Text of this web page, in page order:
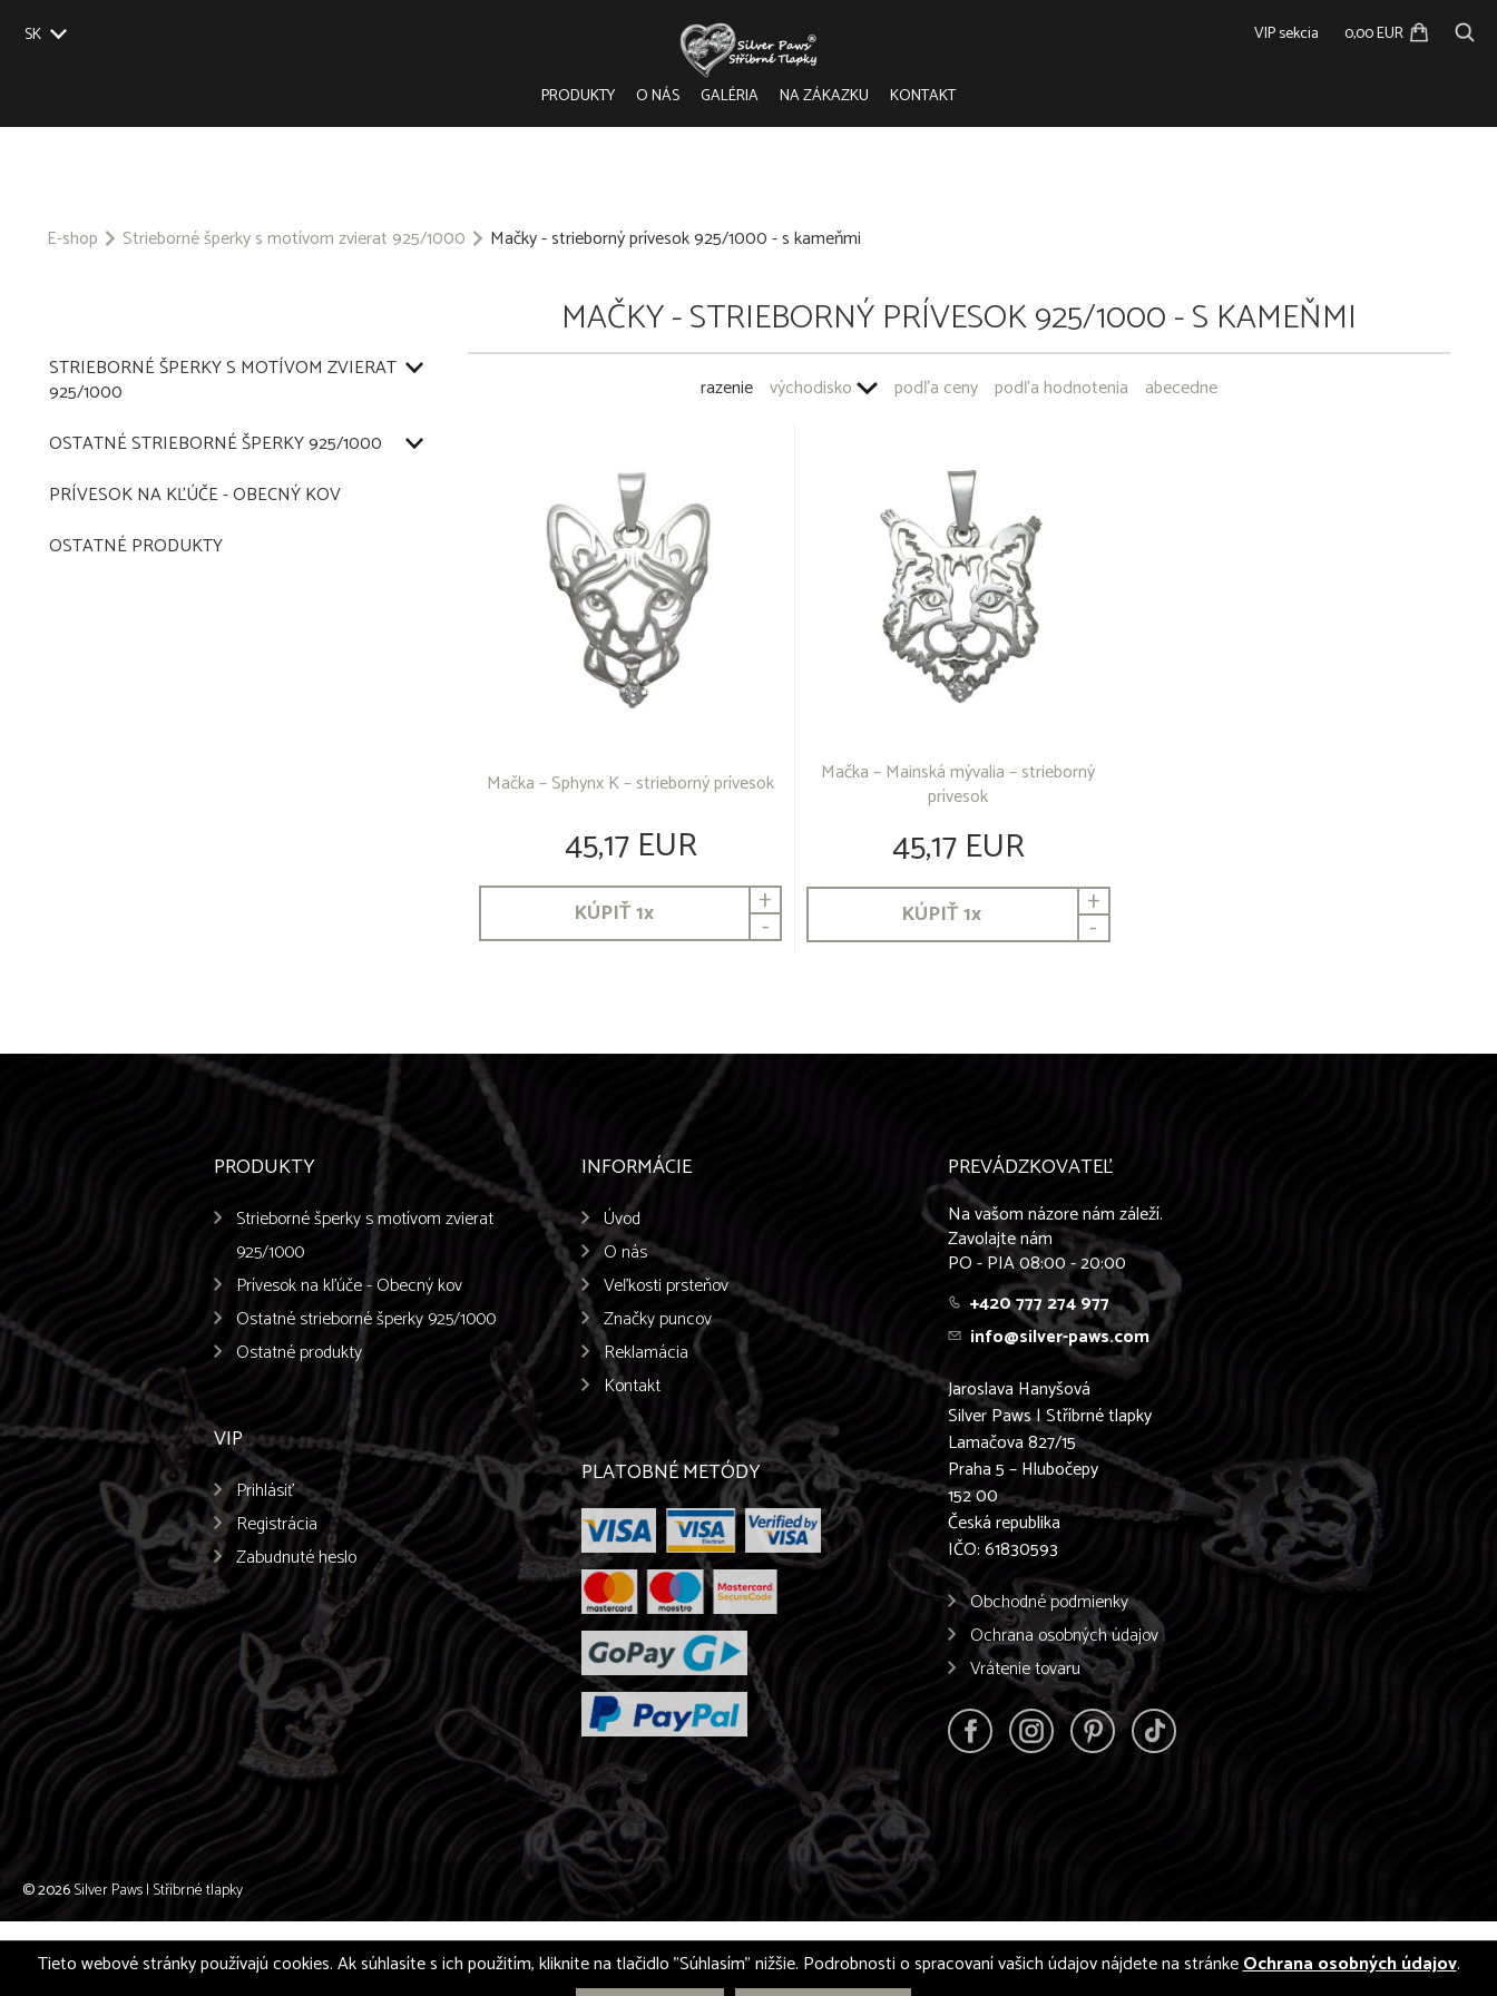
SK
CZ
VIP sekcia 0,00 EUR
PRODUKTY O NÁS GALÉRIA NA ZÁKAZKU KONTAKT
E-shop Strieborné šperky s motívom zvierat 925/1000 Mačky - strieborný prívesok 925/1000 - s kameňmi
STRIEBORNÉ ŠPERKY S MOTÍVOM ZVIERAT
925/1000
OSTATNÉ STRIEBORNÉ ŠPERKY 925/1000
PRÍVESOK NA KĽÚČE - OBECNÝ KOV
OSTATNÉ PRODUKTY
MAČKY - STRIEBORNÝ PRÍVESOK 925/1000 - S KAMEŇMI
razenie východisko podľa ceny podľa hodnotenia abecedne
Mačka – Sphynx K – strieborný prívesok
45,17 EUR
KÚPIŤ1x +
-
Mačka – Mainská mývalia – strieborný
prívesok
45,17 EUR
KÚPIŤ1x +
-
PRODUKTY
Strieborné šperky s motívom zvierat
925/1000
Prívesok na kľúče - Obecný kov
Ostatné strieborné šperky 925/1000
Ostatné produkty
VIP
Prihlásiť
Registrácia
Zabudnuté heslo
INFORMÁCIE
Úvod
O nás
Veľkosti prsteňov
Značky puncov
Reklamácia
Kontakt
PLATOBNÉ METÓDY
PREVÁDZKOVATEĽ
Na vašom názore nám záleží.
Zavolajte nám
PO - PIA 08:00 - 20:00
+420 777 274 977
info@silver-paws.com
Jaroslava Hanyšová
Silver Paws | Stříbrné tlapky
Lamačova 827/15
Praha 5 – Hlubočepy
152 00
Česká republika
IČO: 61830593
Obchodné podmienky
Ochrana osobných údajov
Vrátenie tovaru
© 2026Silver Paws | Stříbrné tlapky
Tieto webové stránky používajú cookies. Ak súhlasíte s ich použitím, kliknite na tlačidlo "Súhlasím" nižšie. Podrobnosti o spracovaní vašich údajov nájdete na stránkeOchrana osobných údajov.